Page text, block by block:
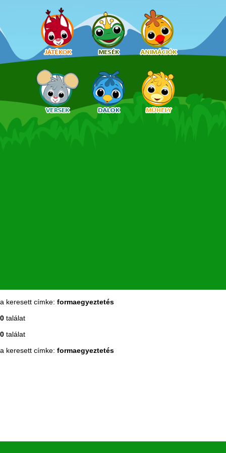
a keresett címke: formaegyeztetés
0 találat
0 találat
a keresett címke: formaegyeztetés